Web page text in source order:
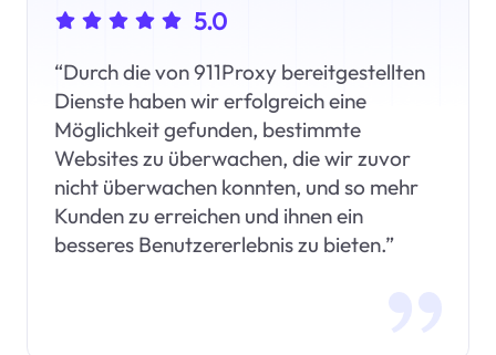
5.0
“Durch die von 911Proxy bereitgestellten
Dienste haben wir erfolgreich eine
Möglichkeit gefunden, bestimmte
Websites zu überwachen, die wir zuvor
nicht überwachen konnten, und so mehr
Kunden zu erreichen und ihnen ein
besseres Benutzererlebnis zu bieten.”